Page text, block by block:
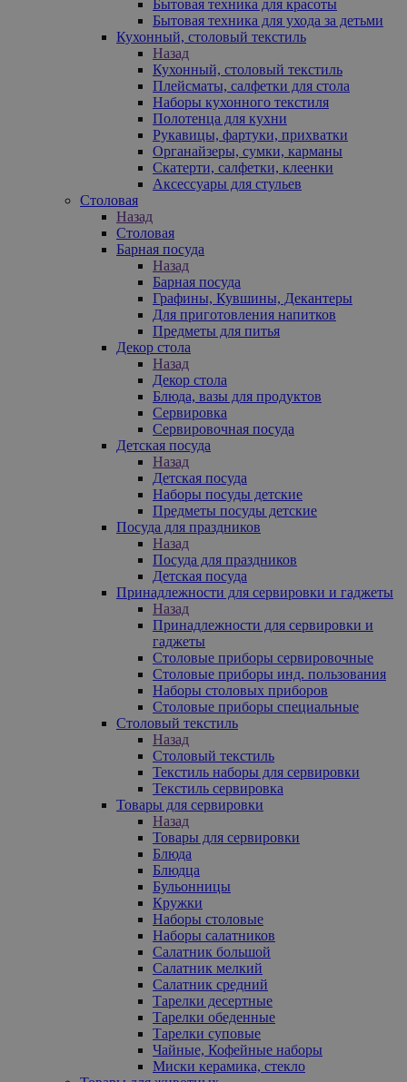
Бытовая техника для красоты
Бытовая техника для ухода за детьми
Кухонный, столовый текстиль
Назад
Кухонный, столовый текстиль
Плейсматы, салфетки для стола
Наборы кухонного текстиля
Полотенца для кухни
Рукавицы, фартуки, прихватки
Органайзеры, сумки, карманы
Скатерти, салфетки, клеенки
Аксессуары для стульев
Столовая
Назад
Столовая
Барная посуда
Назад
Барная посуда
Графины, Кувшины, Декантеры
Для приготовления напитков
Предметы для питья
Декор стола
Назад
Декор стола
Блюда, вазы для продуктов
Сервировка
Сервировочная посуда
Детская посуда
Назад
Детская посуда
Наборы посуды детские
Предметы посуды детские
Посуда для праздников
Назад
Посуда для праздников
Детская посуда
Принадлежности для сервировки и гаджеты
Назад
Принадлежности для сервировки и
гаджеты
Столовые приборы сервировочные
Столовые приборы инд. пользования
Наборы столовых приборов
Столовые приборы специальные
Столовый текстиль
Назад
Столовый текстиль
Текстиль наборы для сервировки
Текстиль сервировка
Товары для сервировки
Назад
Товары для сервировки
Блюда
Блюдца
Бульонницы
Кружки
Наборы столовые
Наборы салатников
Салатник большой
Салатник мелкий
Салатник средний
Тарелки десертные
Тарелки обеденные
Тарелки суповые
Чайные, Кофейные наборы
Миски керамика, стекло